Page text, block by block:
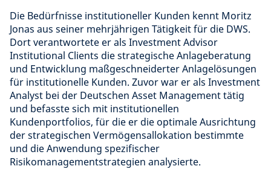
Die Bedürfnisse institutioneller Kunden kennt Moritz
Jonas aus seiner mehrjährigen Tätigkeit für die DWS.
Dort verantwortete er als Investment Advisor
Institutional Clients die strategische Anlageberatung
und Entwicklung maßgeschneiderter Anlagelösungen
für institutionelle Kunden. Zuvor war er als Investment
Analyst bei der Deutschen Asset Management tätig
und befasste sich mit institutionellen
Kundenportfolios, für die er die optimale Ausrichtung
der strategischen Vermögensallokation bestimmte
und die Anwendung spezifischer
Risikomanagementstrategien analysierte.